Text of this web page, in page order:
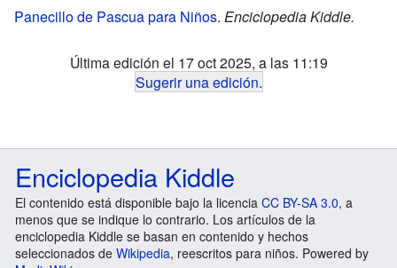
Panecillo de Pascua para Niños. Enciclopedia Kiddle.
Última edición el 17 oct 2025, a las 11:19
Sugerir una edición.
Enciclopedia Kiddle
El contenido está disponible bajo la licencia CC BY-SA 3.0, a
menos que se indique lo contrario. Los artículos de la
enciclopedia Kiddle se basan en contenido y hechos
seleccionados de Wikipedia, reescritos para niños. Powered by